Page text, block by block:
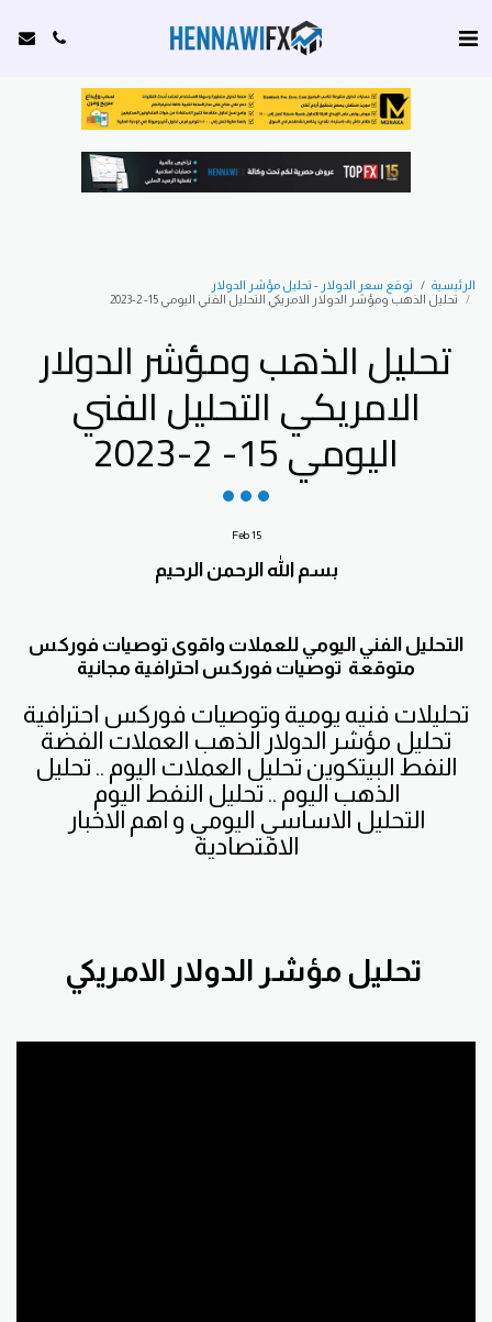
الرئيسية
توقع سعر الدولار - تحليل مؤشر الدولار
تحليل الذهب ومؤشر الدولار الامريكي التحليل الفني اليومي 15- 2-2023
تحليل الذهب ومؤشر الدولار
الامريكي التحليل الفني
اليومي 15- 2-2023
15
Feb
بسم الله الرحمن الرحيم
التحليل الفني اليومي للعملات واقوى توصيات فوركس
متوقعة توصيات فوركس احترافية مجانية
تحليلات فنيه يومية وتوصيات فوركس احترافية
الذهب اليوم .. تحليل النفط اليوم
الاقتصادية
تحليل مؤشر الدولار الامريكي